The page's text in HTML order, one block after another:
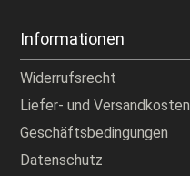
Informationen
Widerrufsrecht
Liefer- und Versandkosten
Geschäftsbedingungen
Datenschutz